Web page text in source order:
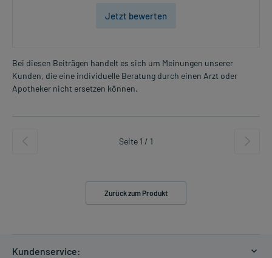
Jetzt bewerten
Bei diesen Beiträgen handelt es sich um Meinungen unserer
Kunden, die eine individuelle Beratung durch einen Arzt oder
Apotheker nicht ersetzen können.
Seite 1 / 1
Zurück zum Produkt
Kundenservice: